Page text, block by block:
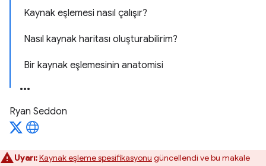
Kaynak eşlemesi nasıl çalışır?
Nasıl kaynak haritası oluşturabilirim?
Bir kaynak eşlemesinin anatomisi
Ryan Seddon
Uyarı:Kaynak eşleme spesifikasyonu güncellendi ve bu makale